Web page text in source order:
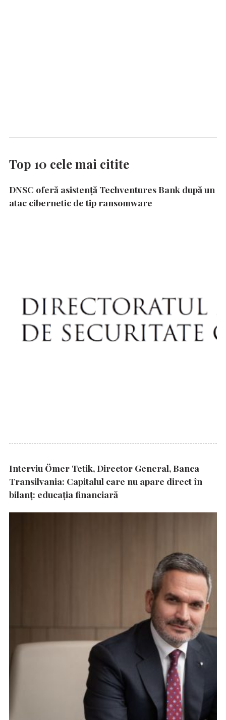
Top 10 cele mai citite
DNSC oferă asistență Techventures Bank după un
atac cibernetic de tip ransomware
Interviu Ömer Tetik, Director General, Banca
Transilvania: Capitalul care nu apare direct în
bilanț: educația financiară